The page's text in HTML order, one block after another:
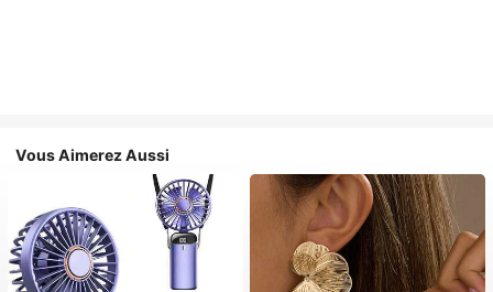
Vous Aimerez Aussi